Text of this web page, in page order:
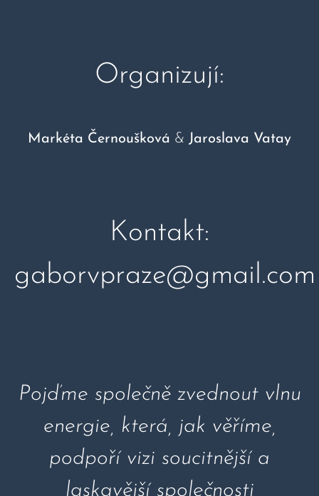
Organizují:
Markéta Černoušková & Jaroslava Vatay
Kontakt:
gaborvpraze@gmail.com
Pojďme společně zvednout vlnu
energie, která, jak věříme,
podpoří vizi soucitnější a
laskavější společnosti